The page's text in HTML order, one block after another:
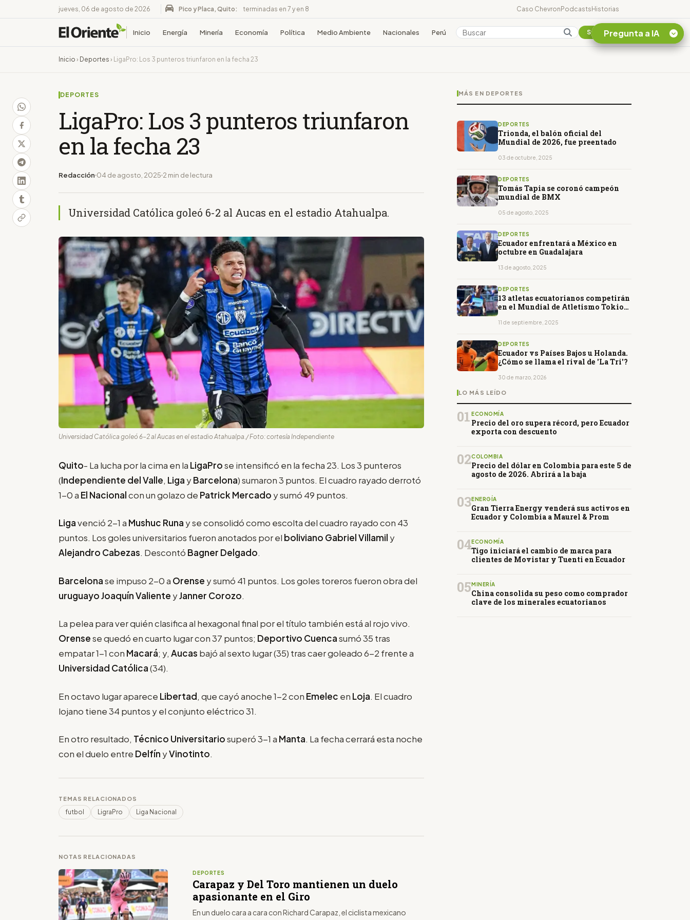
jueves, 06 de agosto de 2026 Pico y Placa, Quito: terminadas en 7 y en 8 Caso ChevronPodcastsHistorias
Inicio Energía Minería Economía Política Medio Ambiente Nacionales Perú Colombia Suscribirse
Inicio › Deportes › LigaPro: Los 3 punteros triunfaron en la fecha 23
DEPORTES
LigaPro: Los 3 punteros triunfaron
en la fecha 23
Redacción 04 de agosto, 2025 2 min de lectura
Universidad Católica goleó 6-2 al Aucas en el estadio Atahualpa.
Universidad Católica goleó 6-2 al Aucas en el estadio Atahualpa./ Foto: cortesía Independiente
Quito- La lucha por la cima en la LigaProse intensificó en la fecha 23. Los 3 punteros
(Independiente del Valle, Liga yBarcelona) sumaron 3 puntos. El cuadro rayado derrotó
1-0 a El Nacionalcon un golazo de Patrick Mercado y sumó 49 puntos.
Ligavenció 2-1 a Mushuc Runa y se consolidó como escolta del cuadro rayado con 43
puntos. Los goles universitarios fueron anotados por el boliviano Gabriel Villamil y
Alejandro Cabezas. Descontó Bagner Delgado.
Barcelonase impuso 2-0 a Orense y sumó 41 puntos. Los goles toreros fueron obra del
uruguayo Joaquín Valiente yJanner Corozo.
La pelea para ver quién clasifica al hexagonal final por el título también está al rojo vivo.
Orensese quedó en cuarto lugar con 37 puntos; Deportivo Cuencasumó 35 tras
empatar 1-1 con Macará; y, Aucas bajó al sexto lugar (35) tras caer goleado 6-2 frente a
Universidad Católica(34).
En octavo lugar aparece Libertad, que cayó anoche 1-2 con Emelec en Loja. El cuadro
lojano tiene 34 puntos y el conjunto eléctrico 31.
En otro resultado, Técnico Universitariosuperó 3-1 a Manta. La fecha cerrará esta noche
con el duelo entre Delfín yVinotinto.
TEMAS RELACIONADOS
futbol LigraPro Liga Nacional
NOTAS RELACIONADAS
DEPORTES
Carapaz y Del Toro mantienen un duelo
apasionante en el Giro
En un duelo cara a cara con Richard Carapaz, el ciclista mexicano
MÁS EN DEPORTES
DEPORTES
Trionda, el balón oficial del
Mundial de 2026, fue preentado
03 de octubre, 2025
DEPORTES
Tomás Tapia se coronó campeón
mundial de BMX
05 de agosto, 2025
DEPORTES
Ecuador enfrentará a México en
octubre en Guadalajara
13 de agosto, 2025
DEPORTES
13 atletas ecuatorianos competirán
en el Mundial de Atletismo Tokio
11 de septiembre, 2025
DEPORTES
Ecuador vs Países Bajos u Holanda.
¿Cómo se llama el rival de 'La Tri'?
30 de marzo, 2026
LO MÁS LEÍDO
01 ECONOMÍA
Precio del oro supera récord, pero Ecuador
exporta con descuento
02COLOMBIA
Precio del dólar en Colombia para este 5 de
agosto de 2026. Abrirá a la baja
03ENERGÍA
Gran Tierra Energy venderá sus activos en
Ecuador y Colombia a Maurel & Prom
04ECONOMÍA
Tigo iniciará el cambio de marca para
clientes de Movistar y Tuenti en Ecuador
05 MINERÍA
China consolida su peso como comprador
clave de los minerales ecuatorianos
Pregunta a IA
¿En que consiste la